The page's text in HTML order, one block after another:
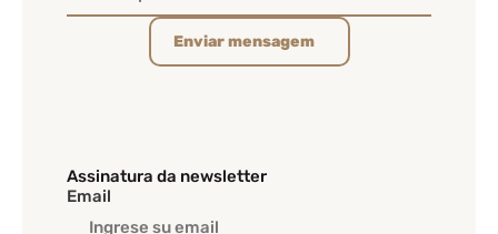
Enviar mensagem
Assinatura da newsletter
Email